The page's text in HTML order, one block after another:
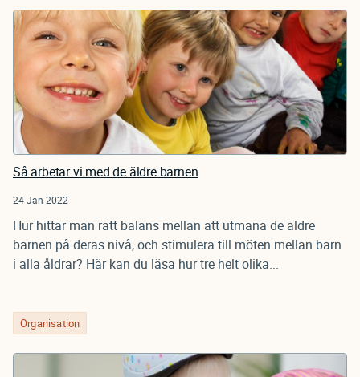
Så arbetar vi med de äldre barnen
24 Jan 2022
Hur hittar man rätt balans mellan att utmana de äldre
barnen på deras nivå, och stimulera till möten mellan barn
i alla åldrar? Här kan du läsa hur tre helt olika...
Organisation